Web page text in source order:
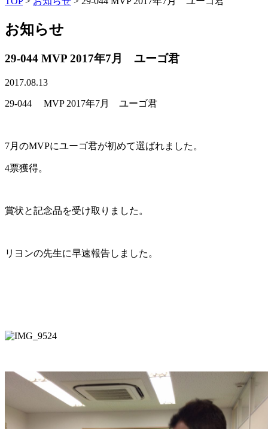
お知らせ
29-044 MVP 2017年7月 ユーゴ君
2017.08.13
29-044 MVP 2017年7月 ユーゴ君
7月のMVPにユーゴ君が初めて選ばれました。
4票獲得。
賞状と記念品を受け取りました。
リヨンの先生に早速報告しました。